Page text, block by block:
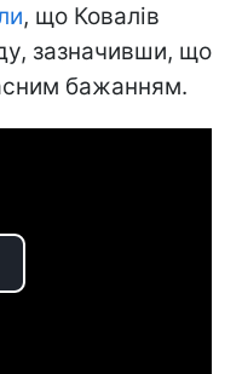
, що Ковалів
зазначивши, що
бажанням.